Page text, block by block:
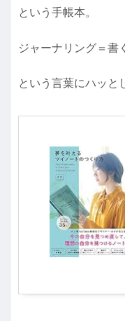
という手帳本。
ジャーナリング＝書
という言葉にハッと